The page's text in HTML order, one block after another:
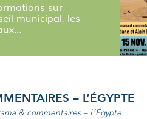
sur
municipal, les
– L’ÉGYPTE
& commentaires – L’Égypte